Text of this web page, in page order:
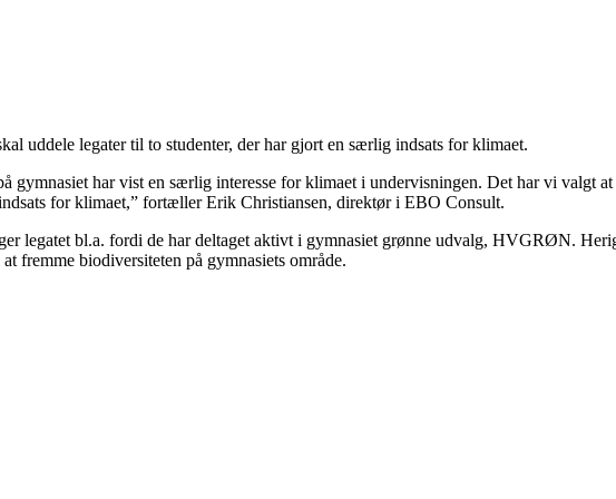
uddele legater til to studenter, der har gjort en særlig indsats for klimaet.
gymnasiet har vist en særlig interesse for klimaet i undervisningen. Det har vi valgt
for klimaet,” fortæller Erik Christiansen, direktør i EBO Consult.
legatet bl.a. fordi de har deltaget aktivt i gymnasiet grønne udvalg, HVGRØN.
fremme biodiversiteten på gymnasiets område.